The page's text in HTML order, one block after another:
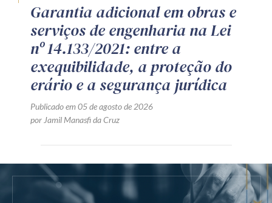
Garantia adicional em obras e
serviços de engenharia na Lei
nº 14.133/2021: entre a
exequibilidade, a proteção do
erário e a segurança jurídica
Publicado em 05 de agosto de 2026
por Jamil Manasfi da Cruz